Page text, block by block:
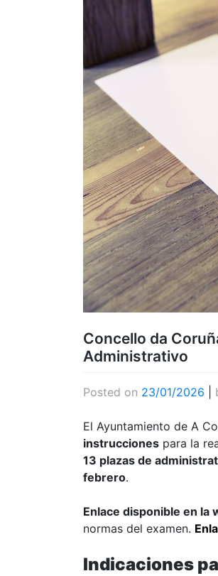
Concello da
Administrativo
Posted on 23/01/2026
El Ayuntamiento de A
instrucciones para la
13 plazas de
febrero.
Enlace disponible en la
normas del examen.
Indicaciones